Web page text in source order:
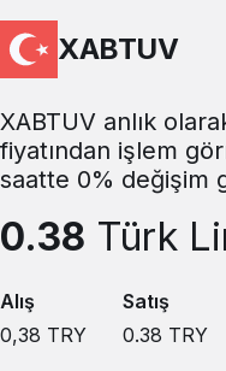
XABTUV
XABTUV anlık
fiyatından işlem
saatte 0% değişim
0.38 Türk
Alış
0,38 TRY
Satış
0.38 TRY